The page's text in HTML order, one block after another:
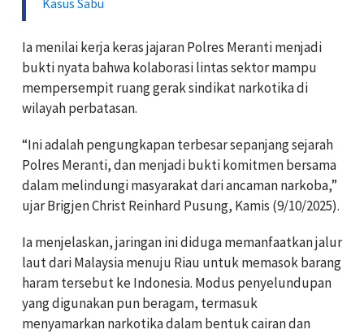
Kasus Sabu
Ia menilai kerja keras jajaran Polres Meranti menjadi
bukti nyata bahwa kolaborasi lintas sektor mampu
mempersempit ruang gerak sindikat narkotika di
wilayah perbatasan.
“Ini adalah pengungkapan terbesar sepanjang sejarah
Polres Meranti, dan menjadi bukti komitmen bersama
dalam melindungi masyarakat dari ancaman narkoba,”
ujar Brigjen Christ Reinhard Pusung, Kamis (9/10/2025).
Ia menjelaskan, jaringan ini diduga memanfaatkan jalur
laut dari Malaysia menuju Riau untuk memasok barang
haram tersebut ke Indonesia. Modus penyelundupan
yang digunakan pun beragam, termasuk
menyamarkan narkotika dalam bentuk cairan dan